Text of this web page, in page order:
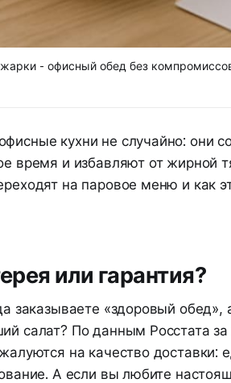
- офисный обед без
кухни не случайно: они
время и избавляют от жирной
на паровое меню и как
или гарантия?
заказываете «здоровый обед»,
салат? По данным Росстата
на качество доставки:
А если вы любите